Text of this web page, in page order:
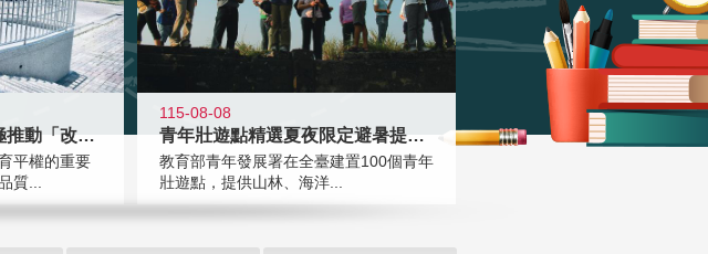
國教署補助22縣市積極推動「改善無
平權的重要
質...
115-08-08
青年壯遊點精選夏夜限定避暑提案 漫
教育部青年發展署在全臺建置100個青年
壯遊點，提供山林、海洋...